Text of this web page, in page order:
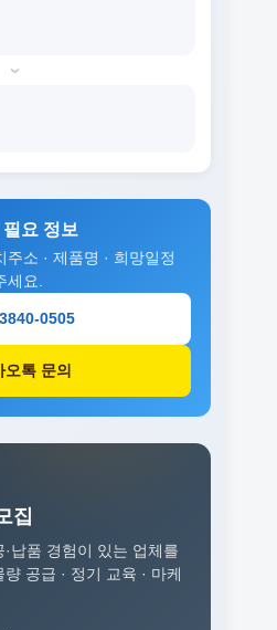
›
요 정보
주소 · 제품명 · 희망일정
세요.
0505
오톡 문의
집
납품 경험이 있는 업체를
공급 · 정기 교육 · 마케